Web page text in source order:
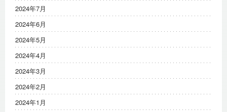
2024年7月
2024年6月
2024年5月
2024年4月
2024年3月
2024年2月
2024年1月